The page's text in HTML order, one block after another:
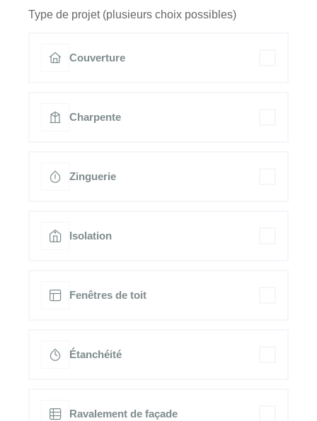
Type de projet (plusieurs choix possibles)
Couverture
Charpente
Zinguerie
Isolation
Fenêtres de toit
Étanchéité
Ravalement de façade